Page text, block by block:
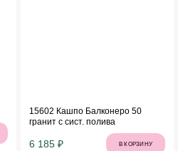
15602 Кашпо Балконеро 50
гранит с сист. полива
6 185 ₽ В КОРЗИНУ